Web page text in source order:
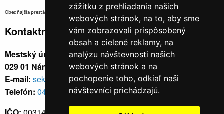
zážitku z prehliadania našich
webových stránok, na to, aby sme
vám zobrazovali prispôsobený
obsah a cielené reklamy, na
analýzu návštevnosti našich
webových stránok a na
pochopenie toho, odkiaľ naši
návštevníci prichádzajú.
Obedňajšia prestávka v trvaní 30 minút v čase medzi 10:30 - 11:30 hod.
Kontaktné údaje
Mestský úrad, Cyrila a Metoda 329/6,
029 01 Námestovo
E-mail: sekretariat@namestovo.sk
Telefón: 043 5504711